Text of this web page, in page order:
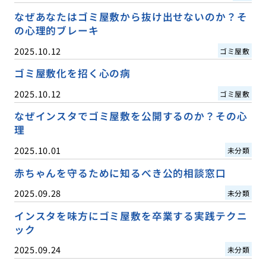
なぜあなたはゴミ屋敷から抜け出せないのか？そ
の心理的ブレーキ
2025.10.12 ゴミ屋敷
ゴミ屋敷化を招く心の病
2025.10.12 ゴミ屋敷
なぜインスタでゴミ屋敷を公開するのか？その心
理
2025.10.01 未分類
赤ちゃんを守るために知るべき公的相談窓口
2025.09.28 未分類
インスタを味方にゴミ屋敷を卒業する実践テクニ
ック
2025.09.24 未分類